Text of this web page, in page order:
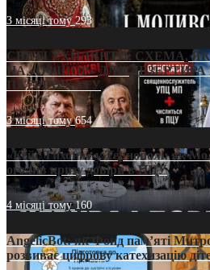
3 місяці тому293
СВЯТІ УХИЛЯНТИ: СХЕМА,
НА «ОФШОР» ДЛЯ
ПАТРІАРХАТУ
3 місяці тому654
«Кейс Тихона» у Тернополі: як
оголив кризу довіри в ПЦУ
4 місяці тому160
AngelicBot: як Фонд пам’яті
розвиває цифрову катехизацію